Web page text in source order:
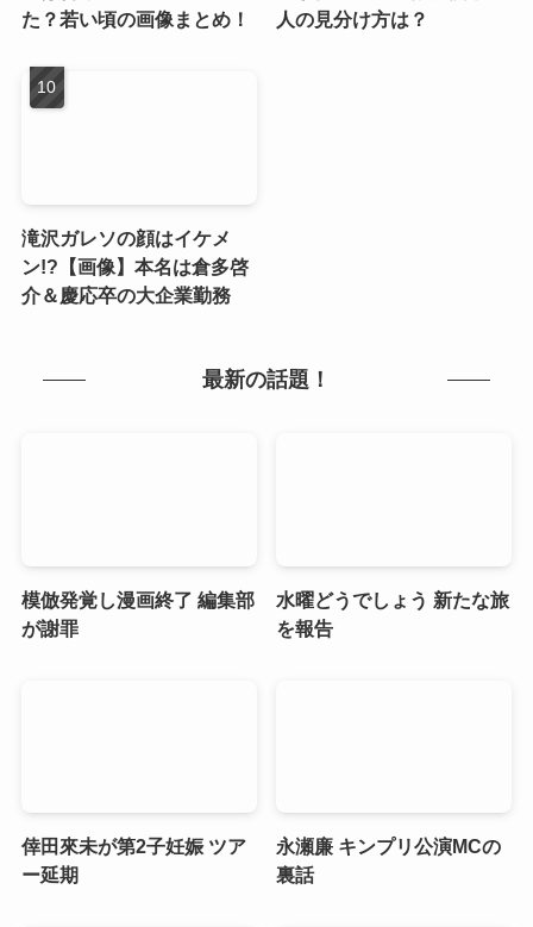
た？若い頃の画像まとめ！
人の見分け方は？
滝沢ガレソの顔はイケメ
ン!?【画像】本名は倉多啓
介＆慶応卒の大企業勤務
最新の話題！
模倣発覚し漫画終了 編集部
が謝罪
水曜どうでしょう 新たな旅
を報告
倖田來未が第2子妊娠 ツア
ー延期
永瀬廉 キンプリ公演MCの
裏話